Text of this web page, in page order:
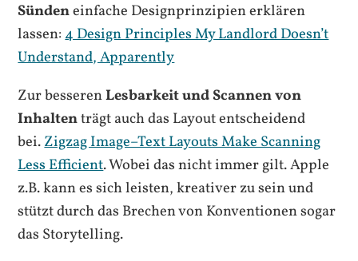
Sündeneinfache Designprinzipien erklären
lassen:4 Design Principles My Landlord Doesn’t
Understand, Apparently
Zur besserenLesbarkeit und Scannen von
Inhaltenträgt auch das Layout entscheidend
bei.Zigzag Image–Text Layouts Make Scanning
Less Efficient. Wobei das nicht immer gilt. Apple
z.B. kann es sich leisten, kreativer zu sein und
stützt durch das Brechen von Konventionen sogar
das Storytelling.